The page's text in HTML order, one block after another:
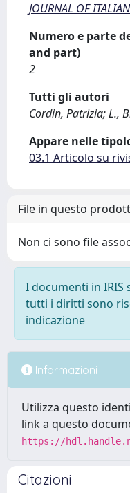
JOURNAL OF
Numero e parte
and part)
2
Tutti gli autori
Cordin, Patrizia; L.,
Appare nelle
03.1 Articolo su
File in questo
Non ci sono file
I documenti in
tutti i diritti sono
indicazione
Informazioni
Utilizza questo
link a questo
https://
Citazioni